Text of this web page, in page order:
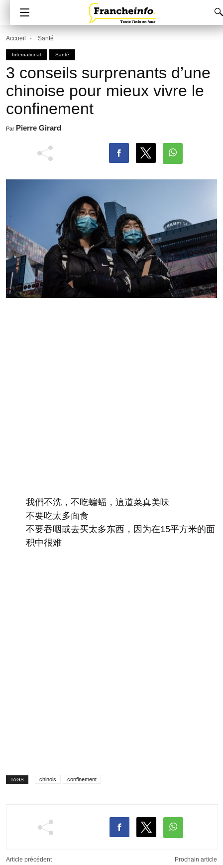
Accueil Santé
International Santé
3 conseils surprenants d’une
chinoise pour mieux vivre le
confinement
Par Pierre Girard
我們不洗，不吃蝙蝠，這道菜真美味
不要吃太多面食
不要吞咽或去买太多东西，因为在15平方米的面
积中很难
TAGS chinois confinement
Article précédent Prochain article